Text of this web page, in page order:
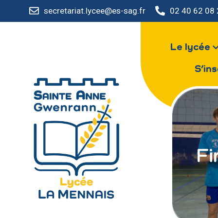
secretariat.lycee@es-sag.fr 02 40 62 08
Le lycée